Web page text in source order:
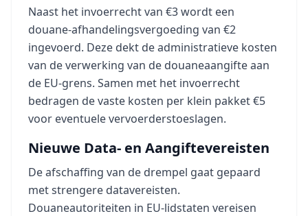
Naast het invoerrecht van €3 wordt een
douane-afhandelingsvergoeding van €2
ingevoerd. Deze dekt de administratieve kosten
van de verwerking van de douaneaangifte aan
de EU-grens. Samen met het invoerrecht
bedragen de vaste kosten per klein pakket €5
voor eventuele vervoerderstoeslagen.
Nieuwe Data- en Aangiftevereisten
De afschaffing van de drempel gaat gepaard
met strengere datavereisten.
Douaneautoriteiten in EU-lidstaten vereisen